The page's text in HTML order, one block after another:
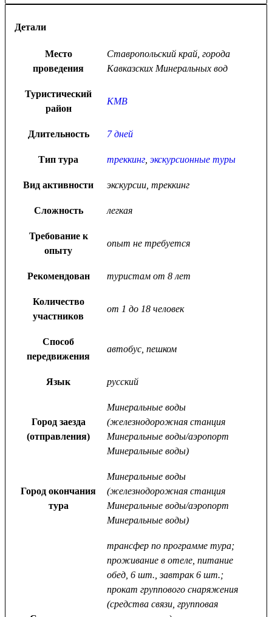
Детали
Место
проведения
Ставропольский край, города
Кавказских Минеральных вод
Туристический
район
КМВ
Длительность 7 дней
Тип тура треккинг экскурсионные туры
Вид активности экскурсии, треккинг
Сложность легкая
Требование к
опыту
опыт не требуется
Рекомендован туристам от 8 лет
Количество
участников
от 1 до 18 человек
Способ
передвижения
автобус, пешком
Язык русский
Город заезда
(отправления)
Минеральные воды
(железнодорожная станция
Минеральные воды/аэропорт
Минеральные воды)
Город окончания
тура
Минеральные воды
(железнодорожная станция
Минеральные воды/аэропорт
Минеральные воды)
трансфер по программе тура;
проживание в отеле, питание
обед, 6 шт., завтрак 6 шт.;
прокат группового снаряжения
(средства связи, групповая